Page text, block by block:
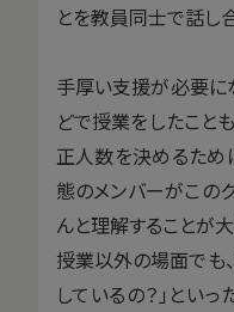
とを教員同士で話し
手厚い支援が必要に
どで授業をしたこと
正人数を決めるため
態のメンバーがこの
んと理解することが
授業以外の場面でも
しているの？」とい